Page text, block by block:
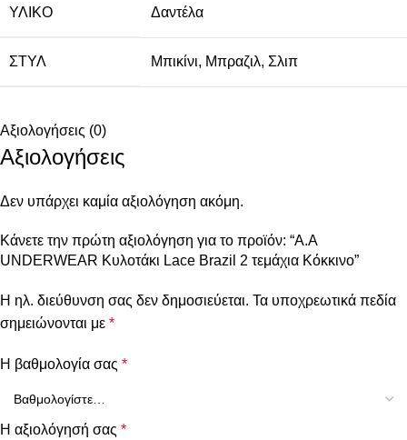
ΥΛΙΚΌ Δαντέλα
ΣΤΥΛ Μπικίνι, Μπραζιλ, Σλιπ
Αξιολογήσεις (0)
Αξιολογήσεις
Δεν υπάρχει καμία αξιολόγηση ακόμη.
Κάνετε την πρώτη αξιολόγηση για το προϊόν: “A.A
UNDERWEAR Κυλοτάκι Lace Brazil 2 τεμάχια Κόκκινο”
Η ηλ. διεύθυνση σας δεν δημοσιεύεται. Τα υποχρεωτικά πεδία
σημειώνονται με *
Η βαθμολογία σας *
Η αξιολόγησή σας *